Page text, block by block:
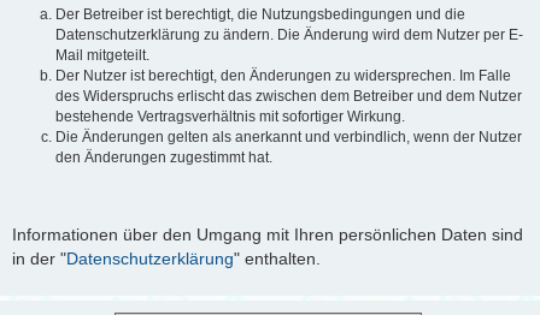
Der Betreiber ist berechtigt, die Nutzungsbedingungen und die
Datenschutzerklärung zu ändern. Die Änderung wird dem Nutzer per E-
Mail mitgeteilt.
Der Nutzer ist berechtigt, den Änderungen zu widersprechen. Im Falle
des Widerspruchs erlischt das zwischen dem Betreiber und dem Nutzer
bestehende Vertragsverhältnis mit sofortiger Wirkung.
Die Änderungen gelten als anerkannt und verbindlich, wenn der Nutzer
den Änderungen zugestimmt hat.
Informationen über den Umgang mit Ihren persönlichen Daten sind
in der "Datenschutzerklärung" enthalten.